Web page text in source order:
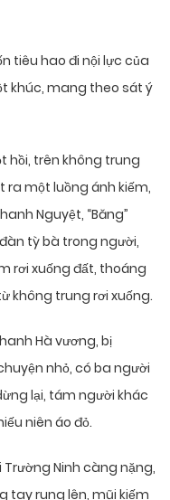
tiêu hao đi nội lực của
khúc, mang theo sát ý
hồi, trên không trung
ra một luồng ánh kiếm,
Nguyệt, “Băng”
tỳ bà trong người,
rơi xuống đất, thoáng
không trung rơi xuống.
Hà vương, bị
nhỏ, có ba người
lại, tám người khác
niên áo đỏ.
Ninh càng nặng,
tay rung lên, mũi kiếm